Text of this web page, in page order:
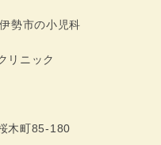
リニック
木町85-180